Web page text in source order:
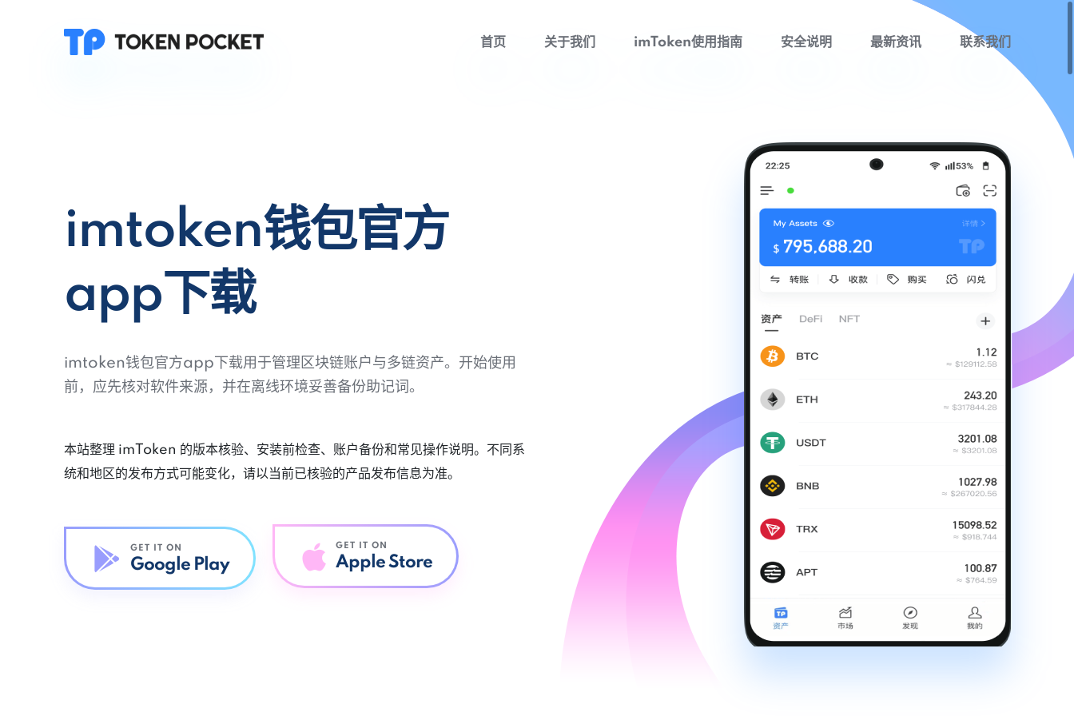
首页 关于我们 imToken使用指南 安全说明 最新资讯 联系我们
imtoken钱包官方
app下载
imtoken钱包官方app下载用于管理区块链账户与多链资产。开始使用
前，应先核对软件来源，并在离线环境妥善备份助记词。
本站整理 imToken 的版本核验、安装前检查、账户备份和常见操作说明。不同系
统和地区的发布方式可能变化，请以当前已核验的产品发布信息为准。
GET IT ON
Google Play
GET IT ON
Apple Store